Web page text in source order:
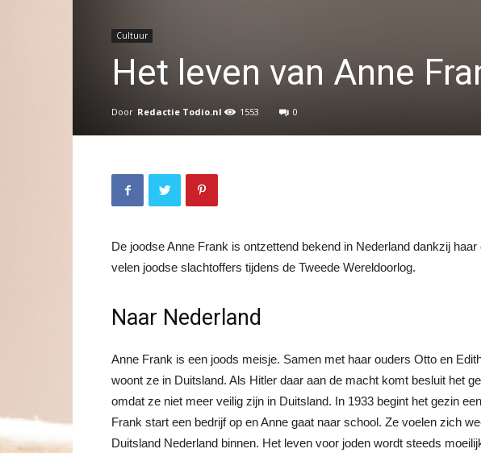
Cultuur
Het leven van Anne
Door Redactie Todio.nl 1553 0
De joodse Anne Frank is ontzettend bekend in Nederland dankzij
velen joodse slachtoffers tijdens de Tweede Wereldoorlog.
Naar Nederland
Anne Frank is een joods meisje. Samen met haar ouders Otto en
woont ze in Duitsland. Als Hitler daar aan de macht komt besluit het
omdat ze niet meer veilig zijn in Duitsland. In 1933 begint het gezin
Frank start een bedrijf op en Anne gaat naar school. Ze voelen zich
Duitsland Nederland binnen. Het leven voor joden wordt steeds